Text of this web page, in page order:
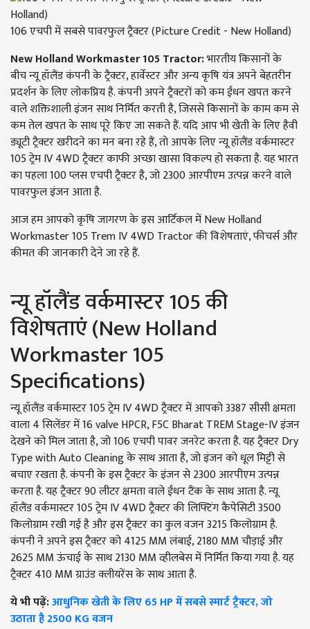
106 एचपी में सबसे पावरफुल ट्रैक्टर (Picture Credit - New Holland)
New Holland Workmaster 105 Tractor:भारतीय किसानों के
बीच न्यू हॉलैंड कंपनी के ट्रैक्टर, हार्वेस्टर और अन्य कृषि यंत्र अपने बेहतरीन
प्रदर्शन के लिए लोकप्रिय है. कंपनी अपने ट्रैक्टरों को कम ईंधन खपत करने
वाले शक्तिशाली इंजन साथ निर्मित करती है, जिससे किसानों के काम कम से
कम तेल खपत के साथ पूरे किए जा सकते हैं. यदि आप भी खेती के लिए हैवी
ड्यूटी ट्रैक्टर खरीदने का मन बना रहे हैं, तो आपके लिए न्यू हॉलैंड वर्कमास्टर
105 ट्रेम IV 4WD ट्रैक्टर काफी अच्छा खासा विकल्प हो सकता है. यह भारत
का पहला 100 प्लस एचपी ट्रैक्टर है, जो 2300 आरपीएम उत्पन्न करने वाले
पावरफुल इंजन आता है.
आज हम आपको कृषि जागरण के इस आर्टिकल में New Holland
Workmaster 105 Trem IV 4WD Tractor की विशेषताएं, फीचर्स और
कीमत की जानकारी देने जा रहे हैं.
न्यू हॉलैंड वर्कमास्टर 105 की
विशेषताएं (New Holland
Workmaster 105
Specifications)
न्यू हॉलैंड वर्कमास्टर 105 ट्रेम IV 4WD ट्रैक्टर में आपको 3387 सीसी क्षमता
वाला 4 सिलेंडर में 16 valve HPCR, F5C Bharat TREM Stage-IV इंजन
देखने को मिल जाता है, जो 106 एचपी पावर जनरेट करता है. यह ट्रैक्टर Dry
Type with Auto Cleaning के साथ आता है, जो इंजन को धूल मिट्टी से
बचाए रखता है. कंपनी के इस ट्रैक्टर के इंजन से 2300 आरपीएम उत्पन्न
करता है. यह ट्रैक्टर 90 लीटर क्षमता वाले ईंधन टैंक के साथ आता है. न्यू
हॉलैंड वर्कमास्टर 105 ट्रेम IV 4WD ट्रैक्टर की लिफ्टिंग कैपेसिटी 3500
किलोग्राम रखी गई है और इस ट्रैक्टर का कुल वजन 3215 किलोग्राम है.
कंपनी ने अपने इस ट्रैक्टर को 4125 MM लंबाई, 2180 MM चौड़ाई और
2625 MM ऊंचाई के साथ 2130 MM व्हीलबेस में निर्मित किया गया है. यह
ट्रैक्टर 410 MM ग्राउंड क्लीयरेंस के साथ आता है.
ये भी पढ़ें:आधुनिक खेती के लिए 65 HP में सबसे स्मार्ट ट्रैक्टर, जो
उठाता है 2500 KG वजन